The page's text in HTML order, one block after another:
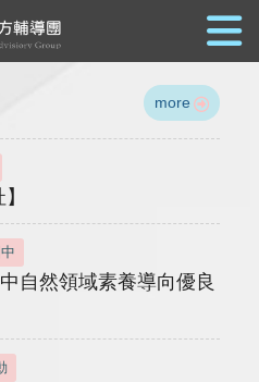
more
自然領域素養導向優良